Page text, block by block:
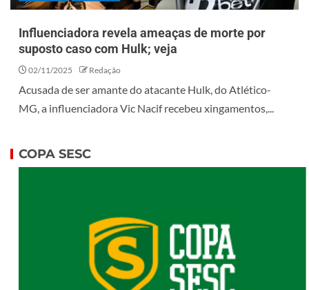
Influenciadora revela ameaças de morte por
suposto caso com Hulk; veja
02/11/2025 Redação
Acusada de ser amante do atacante Hulk, do Atlético-
MG, a influenciadora Vic Nacif recebeu xingamentos,...
COPA SESC